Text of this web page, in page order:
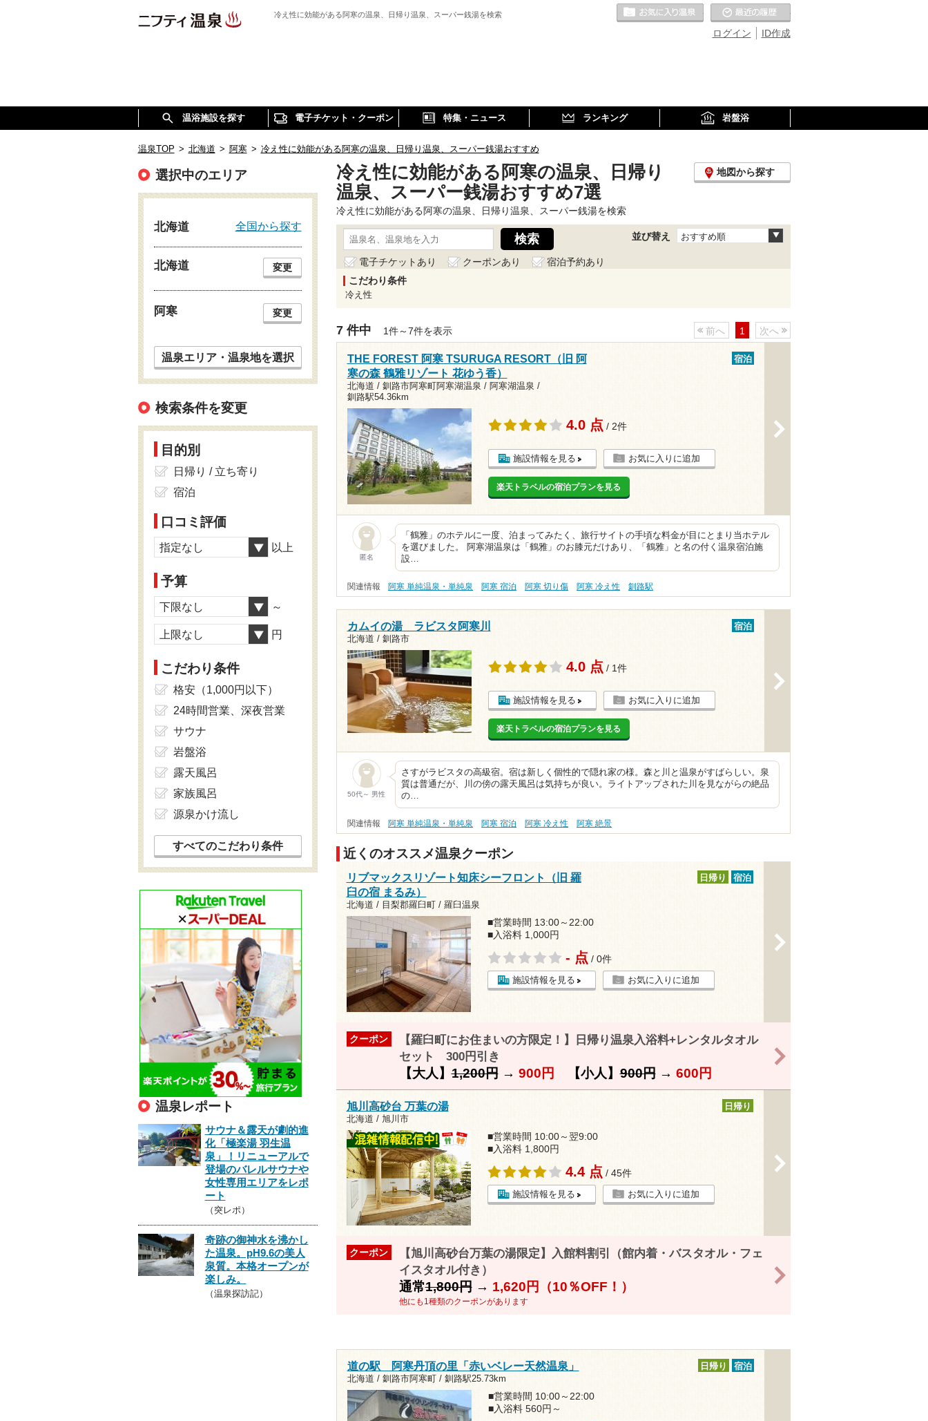
冷え性に効能がある阿寒の温泉、日帰り温泉、スーパー銭湯を検索
ID作成
ログイン
お気に入りの温泉
温浴施設を探す 電子チケット・クーポン 特集・ニュース ランキング 岩盤浴
温泉TOP > 北海道 > 阿寒 > 冷え性に効能がある阿寒の温泉、日帰り温泉、スーパー銭湯おすすめ
冷え性に効能がある阿寒の温泉、日帰り
温泉、スーパー銭湯おすすめ7選
地図から探す
冷え性に効能がある阿寒の温泉、日帰り温泉、スーパー銭湯を検索
並び替え おすすめ順
電子チケットあり クーポンあり
宿泊予約あり
こだわり条件
冷え性
7 件中 1件～7件を表示 前へ 1 次へ
THE FOREST 阿寒 TSURUGA RESORT（旧 阿
寒の森 鶴雅リゾート 花ゆう香）
北海道 / 釧路市阿寒町阿寒湖温泉 / 阿寒湖温泉 /
釧路駅54.36km
宿泊
4.0 点 / 2件
施設情報を見る お気に入りに追加
楽天トラベルの宿泊プランを見る
匿名
「鶴雅」のホテルに一度、泊まってみたく、旅行サイトの手頃な料金が目にとまり当ホテル
を選びました。 阿寒湖温泉は「鶴雅」のお膝元だけあり、「鶴雅」と名の付く温泉宿泊施
設…
関連情報 阿寒 単純温泉・単純泉 阿寒 宿泊 阿寒 切り傷 阿寒 冷え性 釧路駅
カムイの湯 ラビスタ阿寒川
北海道 / 釧路市
宿泊
4.0 点 / 1件
施設情報を見る お気に入りに追加
楽天トラベルの宿泊プランを見る
50代～ 男性
さすがラビスタの高級宿。宿は新しく個性的で隠れ家の様。森と川と温泉がすばらしい。泉
質は普通だが、川の傍の露天風呂は気持ちが良い。ライトアップされた川を見ながらの絶品
の…
関連情報 阿寒 単純温泉・単純泉 阿寒 宿泊 阿寒 冷え性 阿寒 絶景
近くのオススメ温泉クーポン
リブマックスリゾート知床シーフロント（旧 羅
臼の宿 まるみ）
北海道 / 目梨郡羅臼町 / 羅臼温泉
日帰り 宿泊
■営業時間 13:00～22:00
■入浴料 1,000円
- 点 / 0件
施設情報を見る お気に入りに追加
クーポン
【羅臼町にお住まいの方限定！】日帰り温泉入浴料+レンタルタオル
セット 300円引き
【大人】1,200円→ 900円 【小人】900円→ 600円
旭川高砂台 万葉の湯
北海道 / 旭川市
日帰り
■営業時間 10:00～翌9:00
■入浴料 1,800円
4.4 点 / 45件
施設情報を見る お気に入りに追加
クーポン
【旭川高砂台万葉の湯限定】入館料割引（館内着・バスタオル・フェ
イスタオル付き）
通常1,800円→ 1,620円（10％OFF！）
他にも1種類のクーポンがあります
道の駅 阿寒丹頂の里「赤いベレー天然温泉」
北海道 / 釧路市阿寒町 / 釧路駅25.73km
日帰り 宿泊
■営業時間 10:00～22:00
■入浴料 560円～
選択中のエリア
北海道 全国から探す
北海道 変更
阿寒 変更
温泉エリア・温泉地を選択
検索条件を変更
目的別
日帰り / 立ち寄り
宿泊
口コミ評価
指定なし 以上
予算
下限なし ～
上限なし 円
こだわり条件
格安（1,000円以下）
24時間営業、深夜営業
サウナ
岩盤浴
露天風呂
家族風呂
源泉かけ流し
すべてのこだわり条件
温泉レポート
サウナ＆露天が劇的進
化「極楽湯 羽生温
泉」！リニューアルで
登場のバレルサウナや
女性専用エリアをレポ
ート
（突レポ）
奇跡の御神水を沸かし
た温泉。pH9.6の美人
泉質。本格オープンが
楽しみ。
（温泉探訪記）